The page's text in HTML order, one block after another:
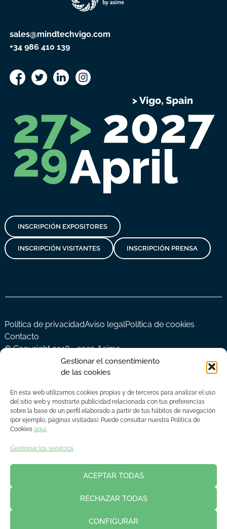
Gestionar el consentimiento
de las cookies
En esta web utilizamos cookies propias y de terceros para analizar el uso
del sitio web y mostrarte publicidad relacionada con tus preferencias
sobre la base de un perfil elaborado a partir de tus hábitos de navegación
(por ejemplo, páginas visitadas). Puede consultar nuestra Política de
Cookies aquí.
Gestionar los servicios
ACEPTAR TODAS
RECHAZAR TODAS
CONFIGURAR
sales@mindtechvigo.com
+34 986 410 139
INSCRIPCIÓN EXPOSITORES
INSCRIPCIÓN VISITANTES INSCRIPCIÓN PRENSA
Política de privacidadAviso legalPolítica de cookies
Contacto
© Copyright 2018 - 2023 Asime